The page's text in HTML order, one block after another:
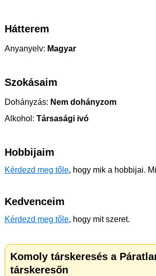
Hátterem
Anyanyelv: Magyar
Szokásaim
Dohányzás: Nem dohányzom
Alkohol: Társasági ivó
Hobbijaim
Kérdezd meg tőle, hogy mik a hobbijai.
Kedvenceim
Kérdezd meg tőle, hogy mit szeret.
Komoly társkeresés a
társkeresőn